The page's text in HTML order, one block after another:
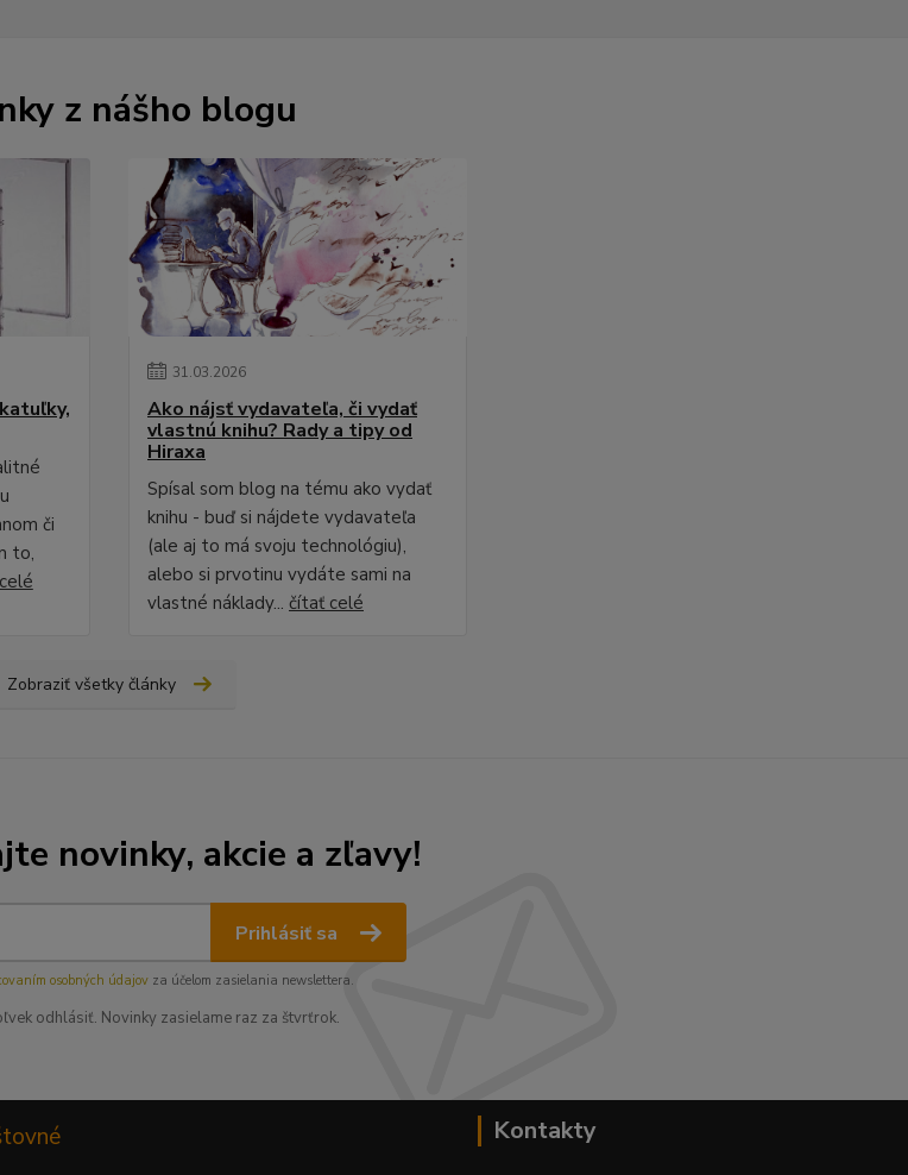
z nášho blogu
či
to,
31.03.2026
Ako nájsť vydavateľa, či vydať
vlastnú knihu? Rady a tipy od
Hiraxa
Spísal som blog na tému ako vydať
knihu - buď si nájdete vydavateľa
(ale aj to má svoju technológiu),
alebo si prvotinu vydáte sami na
vlastné náklady... čítať celé
Zobraziť všetky články
novinky, akcie a zľavy!
Prihlásiť sa
osobných údajovza účelom zasielania newslettera.
odhlásiť. Novinky zasielame raz za štvrťrok.
Kontakty